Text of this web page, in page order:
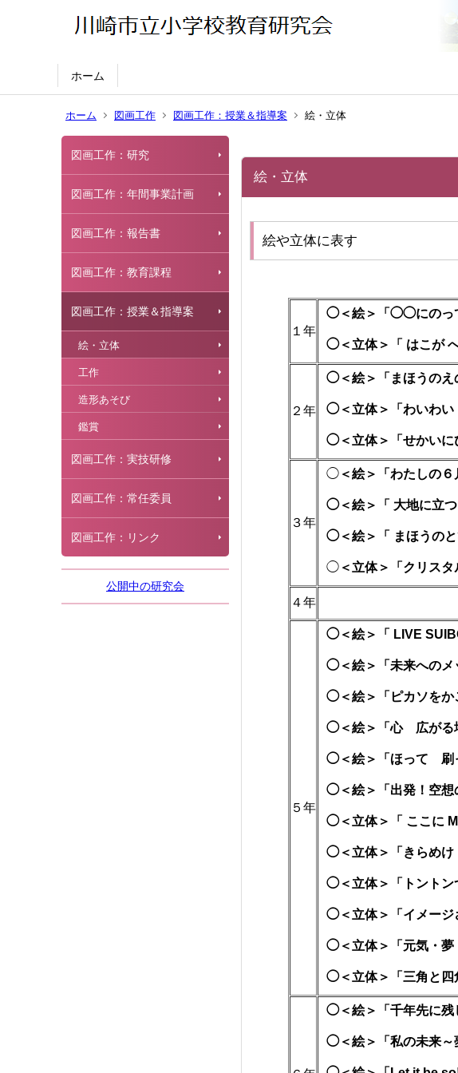
ホーム
ホーム 図画工作 図画工作：授業＆指導案 絵・立体
図画工作：研究
図画工作：年間事業計画
図画工作：報告書
図画工作：教育課程
図画工作：授業＆指導案
絵・立体
工作
造形あそび
鑑賞
図画工作：実技研修
図画工作：常任委員
図画工作：リンク
公開中の研究会
絵・立体
絵や立体に表す
１年
◯＜絵＞「◯◯にの
◯＜立体＞「 はこが
２年
◯＜絵＞「まほうの
◯＜立体＞「わいわ
◯＜立体＞「せかいに
３年
◯＜絵＞「わたしの６
◯＜絵＞「 大地に立
◯＜絵＞「 まほうの
◯＜立体＞「クリスタ
４年
５年
◯＜絵＞「 LIVE
◯＜絵＞「未来への
◯＜絵＞「ピカソを
◯＜絵＞「心 広がる
◯＜絵＞「ほって 刷
◯＜絵＞「出発！空
◯＜立体＞「 ここに
◯＜立体＞「きらめ
◯＜立体＞「トント
◯＜立体＞「イメー
◯＜立体＞「元気・
◯＜立体＞「三角と
◯＜絵＞「千年先に
◯＜絵＞「私の未来～